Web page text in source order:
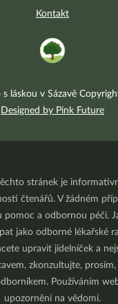
Kontakt
láskou v Sázavě
Designed by Pink Future
stránek je
čtenářů. V žádném
pomoc a odbornou péči.
jako odborné lékařské
upravit jídelníček a
zkonzultujte, prosím,
Používáním
upozornění na vědomí.